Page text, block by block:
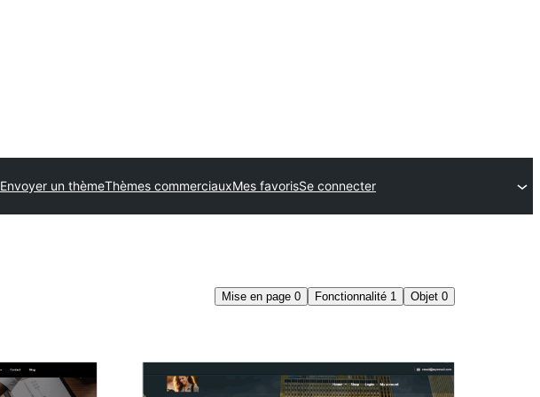
Envoyer un thèmeThèmes commerciauxMes favorisSe connecter
Mise en page 0 Fonctionnalité 1 Objet 0